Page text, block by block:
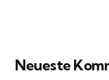
Neueste